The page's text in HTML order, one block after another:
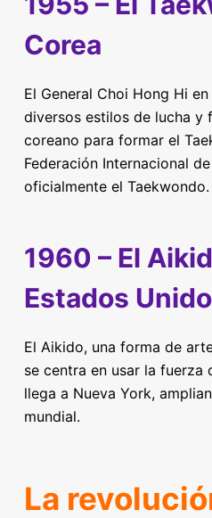
Corea
El General Choi Hong Hi
diversos estilos de lucha y
coreano para formar el
Federación Internacional
oficialmente el Taekwondo.
1960 – El
Estados
El Aikido, una forma de
se centra en usar la fuerza
llega a Nueva York,
mundial.
La